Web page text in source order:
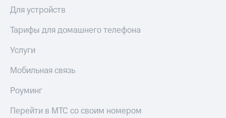
Для устройств
Тарифы для домашнего телефона
Услуги
Мобильная связь
Роуминг
Перейти в МТС со своим номером